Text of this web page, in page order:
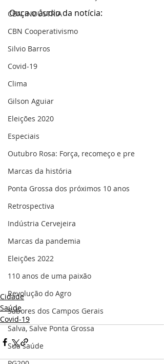
CBN INDÚSTRIA
CBN Cooperativismo
Silvio Barros
Covid-19
Clima
Gilson Aguiar
Eleições 2020
Especiais
Outubro Rosa: Força, recomeço e pre
Marcas da história
Ponta Grossa dos próximos 10 anos
Retrospectiva
Indústria Cervejeira
Marcas da pandemia
Eleições 2022
110 anos de uma paixão
Revolução do Agro
Sabores dos Campos Gerais
Salva, Salve Ponta Grossa
Sua saúde
Ouça o áudio da notícia:
Cidade
Saúde
Covid-19